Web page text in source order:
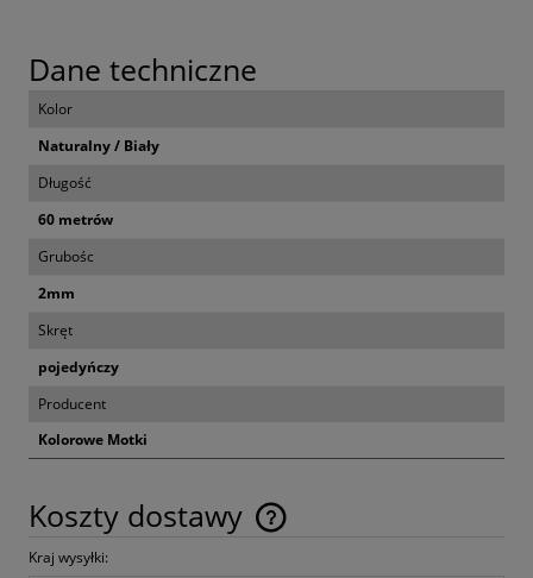
Dane techniczne
Kolor
Naturalny / Biały
Długość
60 metrów
Grubośc
2mm
Skręt
pojedyńczy
Producent
Kolorowe Motki
Koszty dostawy
Cena nie zawiera ewentualnych kosztów płatności
Kraj wysyłki: